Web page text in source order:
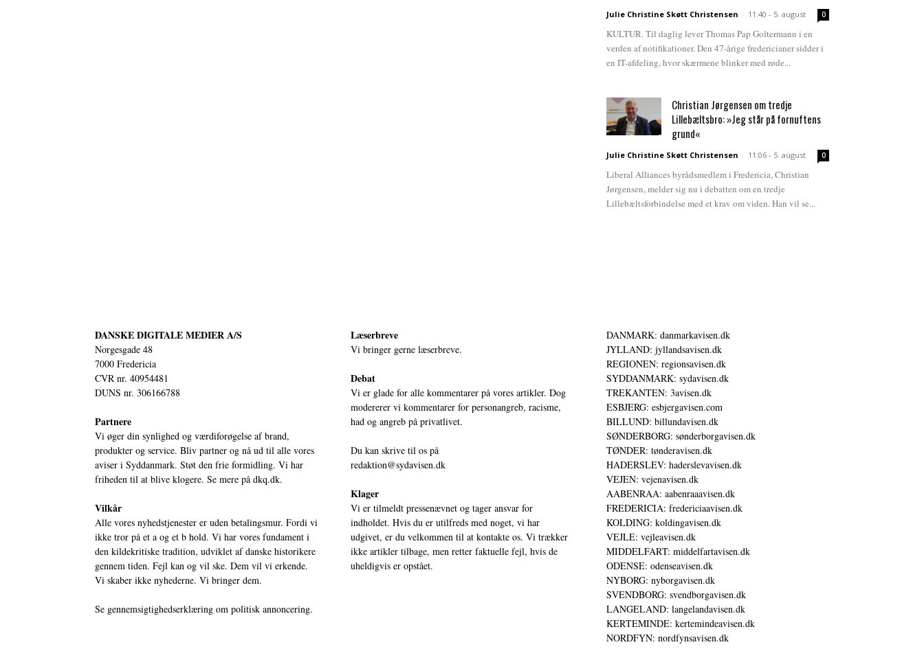
Julie Christine Skøtt Christensen - 11:40 - 5. august 0
KULTUR. Til daglig lever Thomas Pap Goltermann i en
verden af notifikationer. Den 47-årige fredericianer sidder i
en IT-afdeling, hvor skærmene blinker med røde...
Christian Jørgensen om tredje
Lillebæltsbro: »Jeg står på fornuftens
grund«
Julie Christine Skøtt Christensen - 11:06 - 5. august 0
Liberal Alliances byrådsmedlem i Fredericia, Christian
Jørgensen, melder sig nu i debatten om en tredje
Lillebæltsforbindelse med et krav om viden. Han vil se...
DANSKE DIGITALE MEDIER A/S
Norgesgade 48
7000 Fredericia
CVR nr. 40954481
DUNS nr. 306166788
Partnere
Vi øger din synlighed og værdiforøgelse af brand,
produkter og service. Bliv partner og nå ud til alle vores
aviser i Syddanmark. Støt den frie formidling. Vi har
friheden til at blive klogere. Se mere på dkq.dk.
Vilkår
Alle vores nyhedstjenester er uden betalingsmur. Fordi vi
ikke tror på et a og et b hold. Vi har vores fundament i
den kildekritiske tradition, udviklet af danske historikere
gennem tiden. Fejl kan og vil ske. Dem vil vi erkende.
Vi skaber ikke nyhederne. Vi bringer dem.
Se gennemsigtighedserklæring om politisk annoncering.
Læserbreve
Vi bringer gerne læserbreve.
Debat
Vi er glade for alle kommentarer på vores artikler. Dog
modererer vi kommentarer for personangreb, racisme,
had og angreb på privatlivet.
Du kan skrive til os på
redaktion@sydavisen.dk
Klager
Vi er tilmeldt pressenævnet og tager ansvar for
indholdet. Hvis du er utilfreds med noget, vi har
udgivet, er du velkommen til at kontakte os. Vi trækker
ikke artikler tilbage, men retter faktuelle fejl, hvis de
uheldigvis er opstået.
DANMARK: danmarkavisen.dk
JYLLAND: jyllandsavisen.dk
REGIONEN: regionsavisen.dk
SYDDANMARK: sydavisen.dk
TREKANTEN: 3avisen.dk
ESBJERG: esbjergavisen.com
BILLUND: billundavisen.dk
SØNDERBORG: sønderborgavisen.dk
TØNDER: tønderavisen.dk
HADERSLEV: haderslevavisen.dk
VEJEN: vejenavisen.dk
AABENRAA: aabenraaavisen.dk
FREDERICIA: fredericiaavisen.dk
KOLDING: koldingavisen.dk
VEJLE: vejleavisen.dk
MIDDELFART: middelfartavisen.dk
ODENSE: odenseavisen.dk
NYBORG: nyborgavisen.dk
SVENDBORG: svendborgavisen.dk
LANGELAND: langelandavisen.dk
KERTEMINDE: kertemindeavisen.dk
NORDFYN: nordfynsavisen.dk